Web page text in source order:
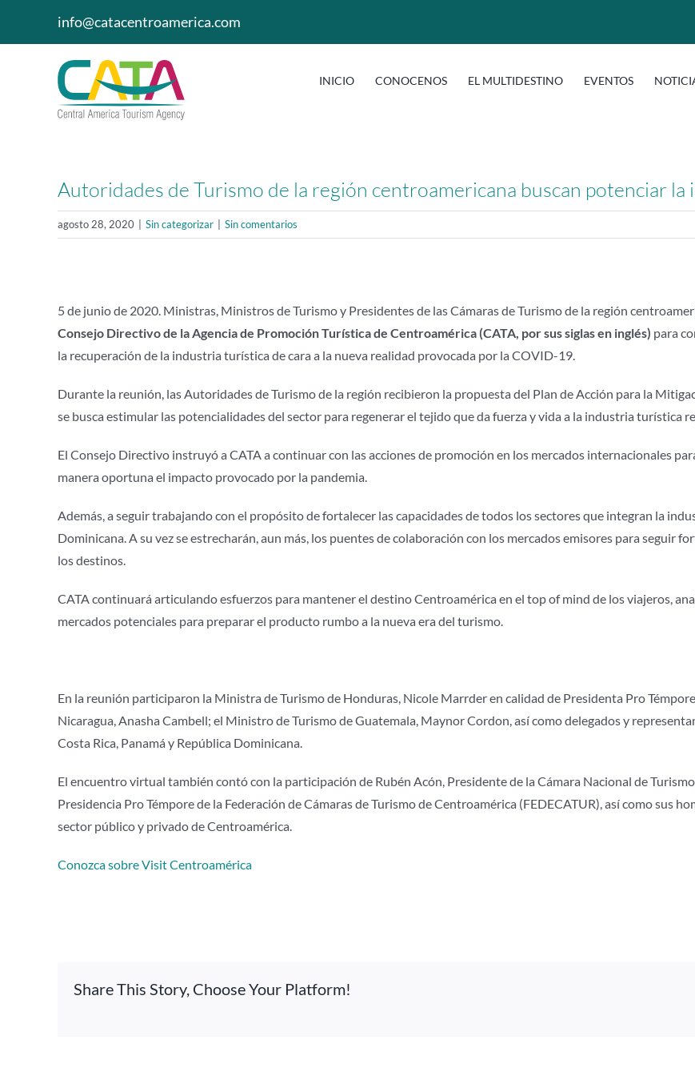
info@catacentroamerica.com
INICIO CONOCENOS EL MULTIDESTINO EVENTOS
Autoridades de Turismo de la región centroamericana buscan potenciar
agosto 28, 2020 Sin categorizar Sin comentarios
5 de junio de 2020. Ministras, Ministros de Turismo y Presidentes de las Cámaras de Turismo de la región
Consejo Directivo de la Agencia de Promoción Turística de Centroamérica (CATA, por sus siglas en inglés) para
la recuperación de la industria turística de cara a la nueva realidad provocada por la COVID-19.
Durante la reunión, las Autoridades de Turismo de la región recibieron la propuesta del Plan de Acción para la
se busca estimular las potencialidades del sector para regenerar el tejido que da fuerza y vida a la industria turística
El Consejo Directivo instruyó a CATA a continuar con las acciones de promoción en los mercados internacionales
manera oportuna el impacto provocado por la pandemia.
Además, a seguir trabajando con el propósito de fortalecer las capacidades de todos los sectores que integran la
Dominicana. A su vez se estrecharán, aun más, los puentes de colaboración con los mercados emisores para seguir
los destinos.
CATA continuará articulando esfuerzos para mantener el destino Centroamérica en el top of mind de los viajeros,
mercados potenciales para preparar el producto rumbo a la nueva era del turismo.
En la reunión participaron la Ministra de Turismo de Honduras, Nicole Marrder en calidad de Presidenta Pro
Nicaragua, Anasha Cambell; el Ministro de Turismo de Guatemala, Maynor Cordon, así como delegados y
Costa Rica, Panamá y República Dominicana.
El encuentro virtual también contó con la participación de Rubén Acón, Presidente de la Cámara Nacional de
Presidencia Pro Témpore de la Federación de Cámaras de Turismo de Centroamérica (FEDECATUR), así como sus
sector público y privado de Centroamérica.
Conozca sobre Visit Centroamérica
Share This Story, Choose Your Platform!